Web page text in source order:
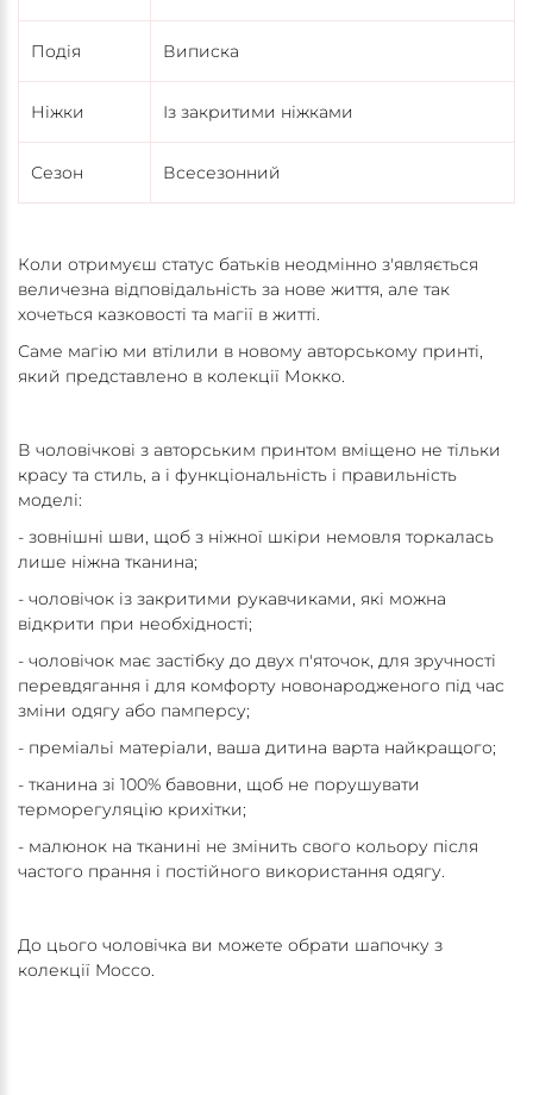
Подія Виписка
Ніжки Із закритими ніжками
Сезон Всесезонний
Коли отримуєш статус батьків неодмінно з'являється
величезна відповідальність за нове життя, але так
хочеться казковості та магії в житті.
Саме магію ми втілили в новому авторському принті,
який представлено в колекції Мокко.
В чоловічкові з авторським принтом вміщено не тільки
красу та стиль, а і функціональність і правильність
моделі:
- зовнішні шви, щоб з ніжної шкіри немовля торкалась
лише ніжна тканина;
- чоловічок із закритими рукавчиками, які можна
відкрити при необхідності;
- чоловічок має застібку до двух п'яточок, для зручності
перевдягання і для комфорту новонародженого під час
зміни одягу або памперсу;
- преміальі матеріали, ваша дитина варта найкращого;
- тканина зі 100% бавовни, щоб не порушувати
терморегуляцію крихітки;
- малюнок на тканині не змінить свого кольору після
частого прання і постійного використання одягу.
До цього чоловічка ви можете обрати шапочку з
колекції Mocco.